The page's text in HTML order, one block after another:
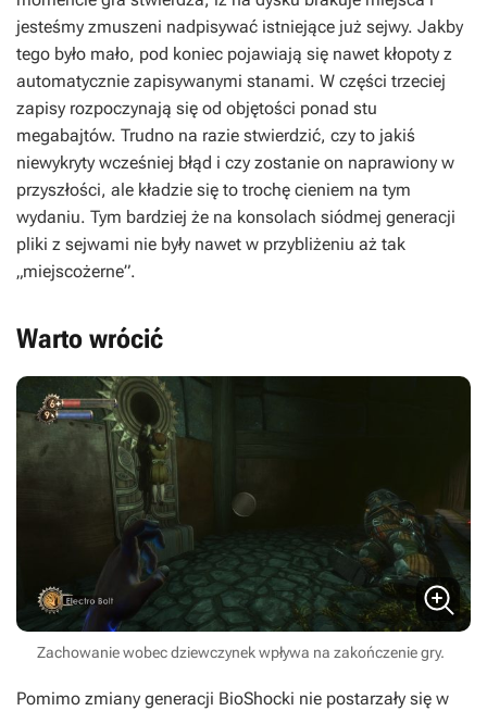
jesteśmy zmuszeni nadpisywać istniejące już sejwy. Jakby
tego było mało, pod koniec pojawiają się nawet kłopoty z
automatycznie zapisywanymi stanami. W części trzeciej
zapisy rozpoczynają się od objętości ponad stu
megabajtów. Trudno na razie stwierdzić, czy to jakiś
niewykryty wcześniej błąd i czy zostanie on naprawiony w
przyszłości, ale kładzie się to trochę cieniem na tym
wydaniu. Tym bardziej że na konsolach siódmej generacji
pliki z sejwami nie były nawet w przybliżeniu aż tak
„miejscożerne”.
Warto wrócić
Zachowanie wobec dziewczynek wpływa na zakończenie gry.
Pomimo zmiany generacji BioShocki nie postarzały się w